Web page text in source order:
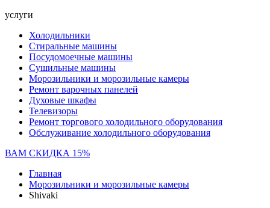
услуги
Холодильники
Стиральные машины
Посудомоечные машины
Сушильные машины
Морозильники и морозильные камеры
Ремонт варочных панелей
Духовые шкафы
Телевизоры
Ремонт торгового холодильного оборудования
Обслуживание холодильного оборудования
ВАМ СКИДКА 15%
Главная
Морозильники и морозильные камеры
Shivaki